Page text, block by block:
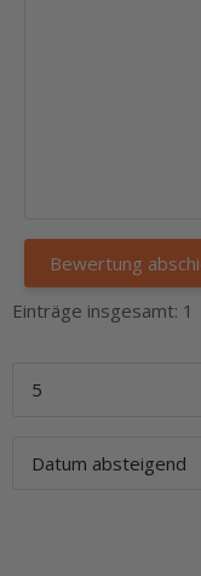
Einträge insgesamt: 1